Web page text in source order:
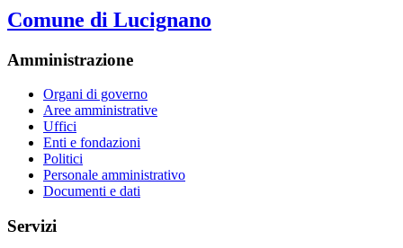
Comune di Lucignano
Amministrazione
Organi di governo
Aree amministrative
Uffici
Enti e fondazioni
Politici
Personale amministrativo
Documenti e dati
Servizi